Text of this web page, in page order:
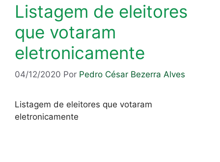
Listagem de eleitores
que votaram
eletronicamente
04/12/2020 Por Pedro César Bezerra Alves
Listagem de eleitores que votaram
eletronicamente